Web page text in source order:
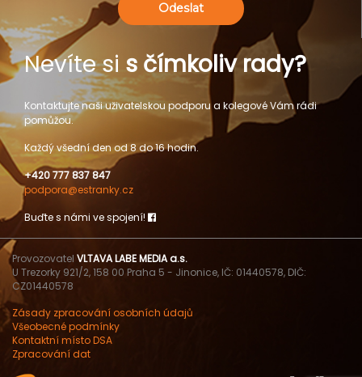
Odeslat
Nevíte si s čímkoliv rady?
Kontaktujte naši uživatelskou podporu a kolegové Vám rádi
pomůžou.
Každý všední den od 8 do 16 hodin.
+420 777 837 847
podpora@estranky.cz
Buďte s námi ve spojení!
Provozovatel VLTAVA LABE MEDIA a.s.
U Trezorky 921/2, 158 00 Praha 5 - Jinonice, IČ: 01440578, DIČ:
CZ01440578
Zásady zpracování osobních údajů
Všeobecné podmínky
Kontaktní místo DSA
Zpracování dat